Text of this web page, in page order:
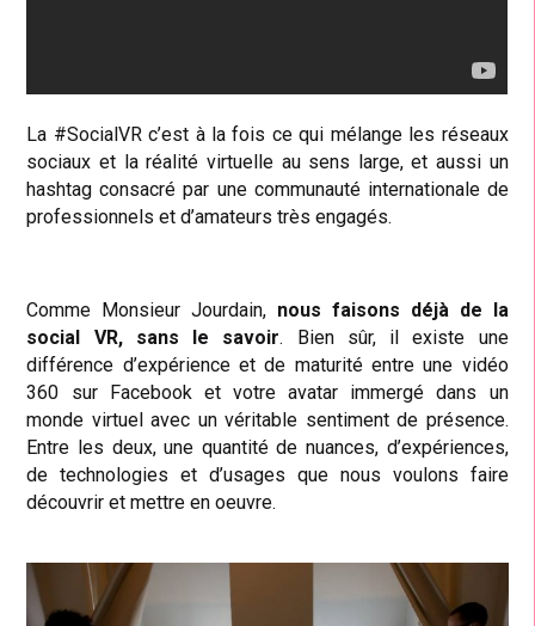
La #SocialVR c’est à la fois ce qui mélange les réseaux
sociaux et la réalité virtuelle au sens large, et aussi un
hashtag consacré par une communauté internationale de
professionnels et d’amateurs très engagés.
Comme Monsieur Jourdain, nous faisons déjà de la
social VR, sans le savoir. Bien sûr, il existe une
différence d’expérience et de maturité entre une vidéo
360 sur Facebook et votre avatar immergé dans un
monde virtuel avec un véritable sentiment de présence.
Entre les deux, une quantité de nuances, d’expériences,
de technologies et d’usages que nous voulons faire
découvrir et mettre en oeuvre.